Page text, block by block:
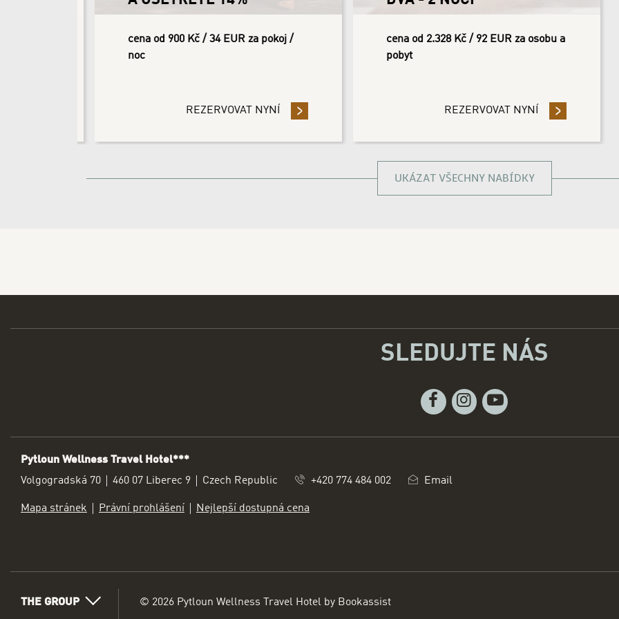
- PŘEDPLAŤTE SVOJI REZERVACI A UŠETŘETE 30%
cena od 900 Kč / 34 EUR za pokoj /
noc
REZERVOVAT NYNÍ- ZŮSTAŇTE 3 NOCI ČI VÍCE A UŠETŘETE 14%
cena od 2.328 Kč / 92 EUR za osobu a
pobyt
REZERVOVAT NYNÍ- 2026
UKÁZAT VŠECHNY NABÍDKY
ADRESA
Pytloun Wellness Travel Hotel***
Volgogradská 70
460 07 Liberec 9 Czech Republic +420 774 484 002 Email
Mapa stránek Právní prohlášení Nejlepší dostupná cena
SLEDUJTE NÁS
FacebookInstagram
Youtube
THE GROUP © 2026 Pytloun Wellness Travel Hotel by Bookassist